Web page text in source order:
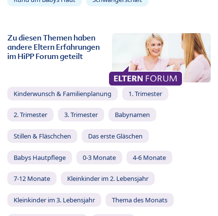
Zu diesen Themen haben
andere Eltern Erfahrungen
im HiPP Forum geteilt
Kinderwunsch & Familienplanung 1. Trimester
2. Trimester 3. Trimester Babynamen
Stillen & Fläschchen Das erste Gläschen
Babys Hautpflege 0-3 Monate 4-6 Monate
7-12 Monate Kleinkinder im 2. Lebensjahr
Kleinkinder im 3. Lebensjahr Thema des Monats